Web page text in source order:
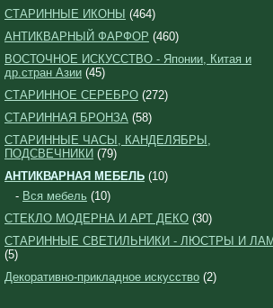
СТАРИННЫЕ ИКОНЫ (464)
АНТИКВАРНЫЙ ФАРФОР (460)
ВОСТОЧНОЕ ИСКУССТВО - Японии, Китая и
др.стран Азии (45)
СТАРИННОЕ СЕРЕБРО (272)
СТАРИННАЯ БРОНЗА (58)
СТАРИННЫЕ ЧАСЫ, КАНДЕЛЯБРЫ,
ПОДСВЕЧНИКИ (79)
АНТИКВАРНАЯ МЕБЕЛЬ (10)
- Вся мебель (10)
СТЕКЛО МОДЕРНА И АРТ ДЕКО (30)
СТАРИННЫЕ СВЕТИЛЬНИКИ - ЛЮСТРЫ И
(5)
Декоративно-прикладное искусство (2)